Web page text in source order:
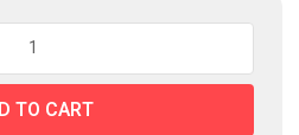
TO CART